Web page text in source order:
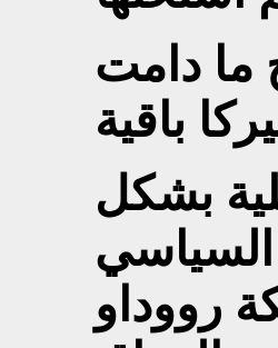
ما دامت
باقية
بشكل
رووداو